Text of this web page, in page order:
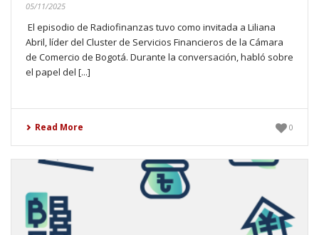
05/11/2025
El episodio de Radiofinanzas tuvo como invitada a Liliana
Abril, líder del Cluster de Servicios Financieros de la Cámara
de Comercio de Bogotá. Durante la conversación, habló sobre
el papel del [...]
Read More 0